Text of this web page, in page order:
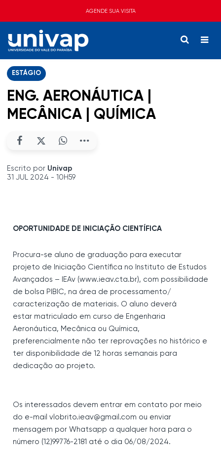
AGENDE SUA VISITA
ESTÁGIO
ENG. AERONÁUTICA |
MECÂNICA | QUÍMICA
Escrito por Univap
31 JUL 2024 - 10H59
OPORTUNIDADE DE INICIAÇÃO CIENTÍFICA
Procura-se aluno de graduação para executar
projeto de Iniciação Científica no Instituto de Estudos
Avançados – IEAv (www.ieav.cta.br), com possibilidade
de bolsa PIBIC, na área de processamento/
caracterização de materiais. O aluno deverá
estar matriculado em curso de Engenharia
Aeronáutica, Mecânica ou Química,
preferencialmente não ter reprovações no histórico e
ter disponibilidade de 12 horas semanais para
dedicação ao projeto.
Os interessados devem entrar em contato por meio
do e-mail vlobrito.ieav@gmail.com ou enviar
mensagem por Whatsapp a qualquer hora para o
número (12)99776-2181 até o dia 06/08/2024.